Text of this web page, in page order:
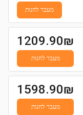
מעבר לחנות
1209.90₪
מעבר לחנות
1598.90₪
מעבר לחנות